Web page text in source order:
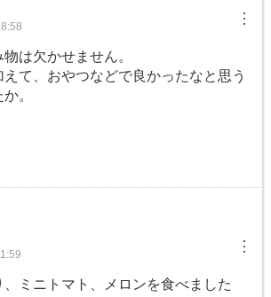
︙
は欠かせません。
て、おやつなどで良かったなと思う
。
︙
ミニトマト、メロンを食べました